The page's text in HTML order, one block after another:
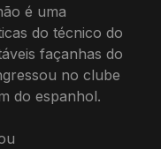
é uma
do técnico do
​​façanhas do
no clube
do espanhol.